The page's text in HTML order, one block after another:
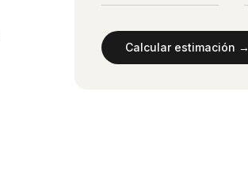
Calcular estimación →